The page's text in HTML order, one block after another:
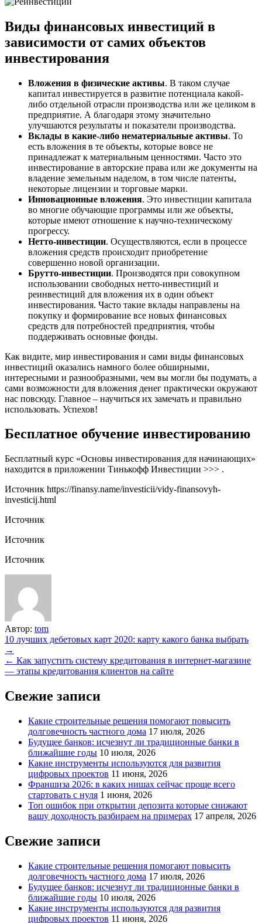
Виды финансовых инвестиций в
зависимости от самих объектов
инвестирования
Вложения в физические активы. В таком случае
капитал инвестируется в развитие потенциала какой-
либо отдельной отрасли производства или же целиком в
предприятие. А благодаря этому значительно
улучшаются результаты и показатели производства.
Вклады в какие-либо нематериальные активы. То
есть вложения в те объекты, которые вовсе не
принадлежат к материальным ценностями. Часто это
инвестирование в авторские права или же документы на
владение земельным наделом, в том числе патенты,
некоторые лицензии и торговые марки.
Инновационные вложения. Это инвестиции капитала
во многие обучающие программы или же объекты,
которые имеют отношение к научно-техническому
прогрессу.
Нетто-инвестиции. Осуществляются, если в процессе
вложения средств происходит приобретение
совершенно новой организации.
Брутто-инвестиции. Производятся при совокупном
использовании свободных нетто-инвестиций и
реинвестиций для вложения их в один объект
инвестирования. Часто такие вклады направлены на
покупку и формирование все новых финансовых
средств для потребностей предприятия, чтобы
поддерживать основные фонды.
Как видите, мир инвестирования и сами виды финансовых
инвестиций оказались намного более обширными,
интересными и разнообразными, чем вы могли бы подумать, а
сами возможности для вложения денег практически окружают
нас повсюду. Главное – научиться их замечать и правильно
использовать. Успехов!
Бесплатное обучение инвестированию
Бесплатный курс «Основы инвестирования для начинающих»
находится в приложении Тинькофф Инвестиции >>> .
Источник https://finansy.name/investicii/vidy-finansovyh-
investicij.html
Источник
Источник
Источник
Автор: tom
Навигация
по
записям
10 лучших дебетовых карт 2020: карту какого банка выбрать
→
← Как запустить систему кредитования в интернет-магазине
— этапы кредитования клиентов на сайте
Свежие записи
Какие строительные решения помогают повысить
долговечность частного дома 17 июля, 2026
Будущее банков: исчезнут ли традиционные банки в
ближайшие годы 10 июля, 2026
Какие инструменты используются для развития
цифровых проектов 11 июня, 2026
Франшиза 2026: в каких нишах сейчас проще всего
стартовать с нуля 1 июня, 2026
Топ ошибок при открытии депозита которые снижают
вашу доходность разбираем на примерах 17 апреля, 2026
Свежие записи
Какие строительные решения помогают повысить
долговечность частного дома 17 июля, 2026
Будущее банков: исчезнут ли традиционные банки в
ближайшие годы 10 июля, 2026
Какие инструменты используются для развития
цифровых проектов 11 июня, 2026